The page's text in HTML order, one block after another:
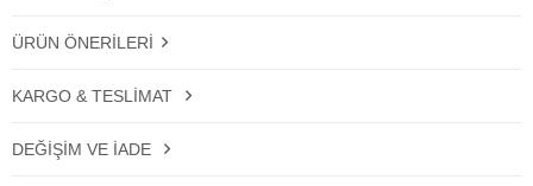
ÜRÜN ÖNERILERI
KARGO & TESLIMAT
DEĞIŞIM VE İADE